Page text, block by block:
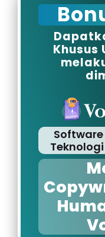
Khusus